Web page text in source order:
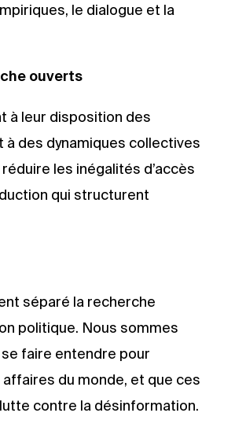
le dialogue et la
ouverts
à leur disposition des
des dynamiques collectives
les inégalités d’accès
qui structurent
séparé la recherche
politique. Nous sommes
faire entendre pour
du monde, et que ces
contre la désinformation.